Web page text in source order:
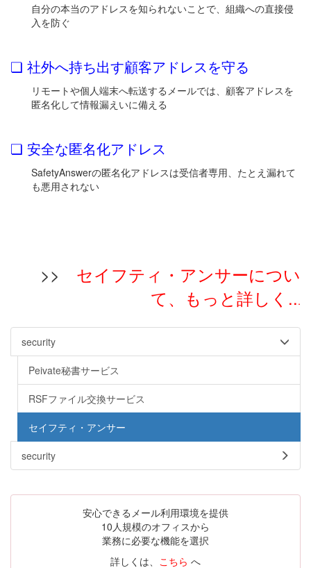
自分の本当のアドレスを知られないことで、組織への直接侵
入を防ぐ
❏ 社外へ持ち出す顧客アドレスを守る
リモートや個人端末へ転送するメールでは、顧客アドレスを
匿名化して情報漏えいに備える
❏ 安全な匿名化アドレス
SafetyAnswerの匿名化アドレスは受信者専用、たとえ漏れて
も悪用されない
>> セイフティ・アンサーについ
て、もっと詳しく...
security
Peivate秘書サービス
RSFファイル交換サービス
セイフティ・アンサー
security
安心できるメール利用環境を提供
10人規模のオフィスから
業務に必要な機能を選択
詳しくは、 こちら へ